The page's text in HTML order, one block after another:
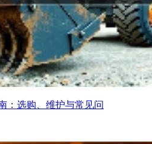
：选购、维护与常见问